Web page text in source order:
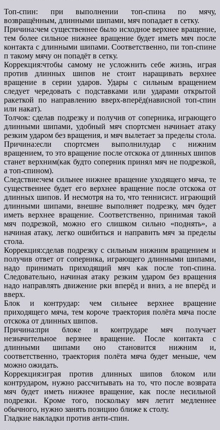
Топ-спин: при выполнении топ-спина по мячу,
возвращённым, длинными шипами, мяч попадает в сетку.
Причина:чем существеннее было исходное верхнее вращение,
тем более сильное нижнее вращение будет иметь мяч после
контакта с длинными шипами. Соответственно, пи топ-спине
п такому мячу он попадёт в сетку.
Коррекция:чтобы самому не усложнить себе жизнь, играя
против длинных шипов не стоит наращивать верхнее
вращение в серии ударов. Удары с сильным вращением
следует чередовать с подставками или ударами открытой
ракеткой по направлению вверх-вперёд(нависной топ-спин
или накат).
Толчок: сделав подрезку и получив от соперника, играющего
длинными шипами, удобный мяч спортсмен начинает атаку
резким ударом без вращения, и мяч вылетает за пределы стола.
Причина:если спортсмен выполнилудар с нижним
вращением, то это вращение после отскока от длинных шипов
станет верхним(как будто соперник принял мяч не подрезкой,
а топ-спином).
Следствие:чем сильнее нижнее вращение уходящего мяча, те
существеннее будет его верхнее вращение после отскока от
длинных шипов. И несмотря на то, что теннисист. играющий
длинными шипами, внешне выполняет подрезку, мяч будет
иметь верхнее вращение. Соответственно, принимая такой
мяч подрезкой, можно его слишком сильно «поднять», а
начиная атаку, легко ошибиться и направить мяч за пределы
стола.
Коррекция:сделав подрезку с сильным нижним вращением и
получив ответ от соперника, играющего длинными шипами,
надо принимать приходящий мяч как после топ-спина.
Следовательно, начиная атаку резким ударом без вращения
надо направлять движение рки вперёд и вниз, а не вперёд и
вверх.
Блок и контрудар: чем сильнее верхнее вращение
приходящего мяча, тем короче траектория полёта мяча после
отскока от длинных шипов.
Причина:при блоке и контрударе мяч получает
незначительное верзнее вращение. После контакта с
длинными шипами оно становится нижним и,
соответственно, траектория полёта мяча будет меньше, чем
можно ожидать.
Коррекция:играя против длинных шипов блоком или
контрударом, нужно рассчитывать на то, что после возврата
мяч будет иметь нижнее вращение, как после несильной
подрезки. Кроме того, поскольку мяч летит медленнее
обычного, нужно занять позицию ближе к столу.
Гладкие накладки против анти-спин.